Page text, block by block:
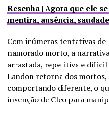
Resenha | Agora que ele
mentira, ausência,
Com inúmeras tentativas
namorado morto, a
arrastada, repetitiva e difícil
Landon retorna dos mortos,
comportando diferente, o
invenção de Cleo para